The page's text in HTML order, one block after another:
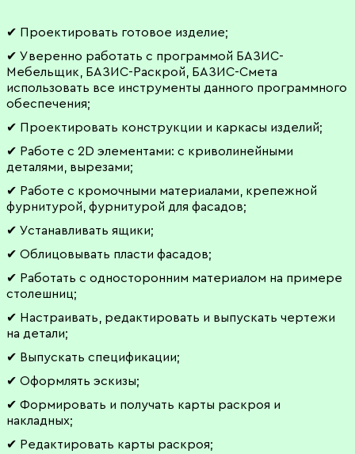
✔ Проектировать готовое изделие;
✔ Уверенно работать с программой БАЗИС-
Мебельщик, БАЗИС-Раскрой, БАЗИС-Смета
использовать все инструменты данного программного
обеспечения;
✔ Проектировать конструкции и каркасы изделий;
✔ Работе с 2D элементами: с криволинейными
деталями, вырезами;
✔ Работе с кромочными материалами, крепежной
фурнитурой, фурнитурой для фасадов;
✔ Устанавливать ящики;
✔ Облицовывать пласти фасадов;
✔ Работать с односторонним материалом на примере
столешниц;
✔ Настраивать, редактировать и выпускать чертежи
на детали;
✔ Выпускать спецификации;
✔ Оформлять эскизы;
✔ Формировать и получать карты раскроя и
накладных;
✔ Редактировать карты раскроя;